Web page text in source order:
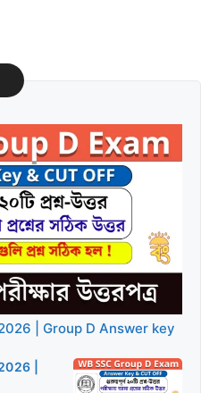
| Group D Answer key
|